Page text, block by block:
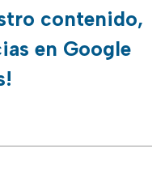
contenido,
en Google